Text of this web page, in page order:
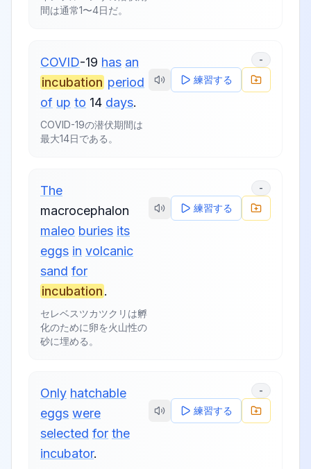
間は通常1〜4日だ。
COVID-19 has an
incubation period
of up to 14 days.
COVID-19の潜伏期間は
最大14日である。
-
練習する
The
macrocephalon
maleo buries its
eggs in volcanic
sand for
incubation.
セレベスツカツクリは孵
化のために卵を火山性の
砂に埋める。
-
練習する
Only hatchable
eggs were
selected for the
incubator.
-
練習する